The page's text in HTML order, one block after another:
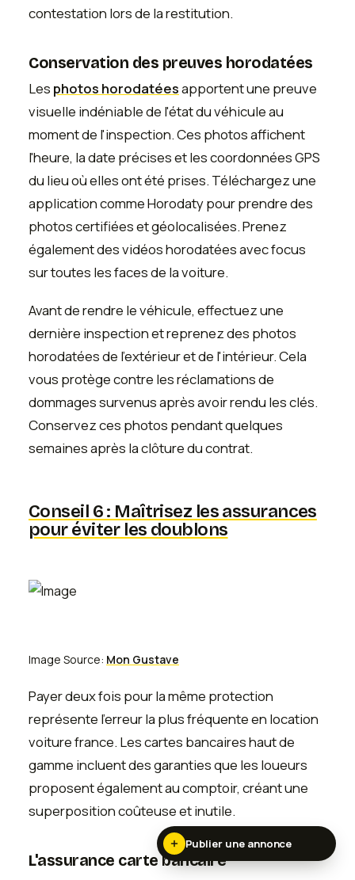
contestation lors de la restitution.
Conservation des preuves horodatées
Les photos horodatéesapportent une preuve
visuelle indéniable de l'état du véhicule au
moment de l'inspection. Ces photos affichent
l'heure, la date précises et les coordonnées GPS
du lieu où elles ont été prises. Téléchargez une
application comme Horodaty pour prendre des
photos certifiées et géolocalisées. Prenez
également des vidéos horodatées avec focus
sur toutes les faces de la voiture.
Avant de rendre le véhicule, effectuez une
dernière inspection et reprenez des photos
horodatées de l'extérieur et de l'intérieur. Cela
vous protège contre les réclamations de
dommages survenus après avoir rendu les clés.
Conservez ces photos pendant quelques
semaines après la clôture du contrat.
Conseil 6 : Maîtrisez les assurances
pour éviter les doublons
Image Source: Mon Gustave
Payer deux fois pour la même protection
représente l'erreur la plus fréquente en location
voiture france. Les cartes bancaires haut de
gamme incluent des garanties que les loueurs
proposent également au comptoir, créant une
superposition coûteuse et inutile.
L'assurance carte bancaire
Publier une annonce